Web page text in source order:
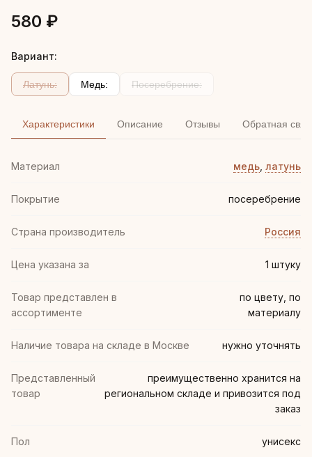
580 ₽
Вариант:
Латунь: Медь: Посеребрение:
Характеристики Описание Отзывы Обратная
Материал медь латунь
Покрытие посеребрение
Страна производитель Россия
Цена указана за 1 штуку
Товар представлен в
ассортименте
по цвету, по
материалу
Наличие товара на складе в Москве нужно уточнять
Представленный
товар
преимущественно хранится на
региональном складе и привозится под
заказ
Пол унисекс